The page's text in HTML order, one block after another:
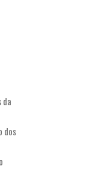
da
dos